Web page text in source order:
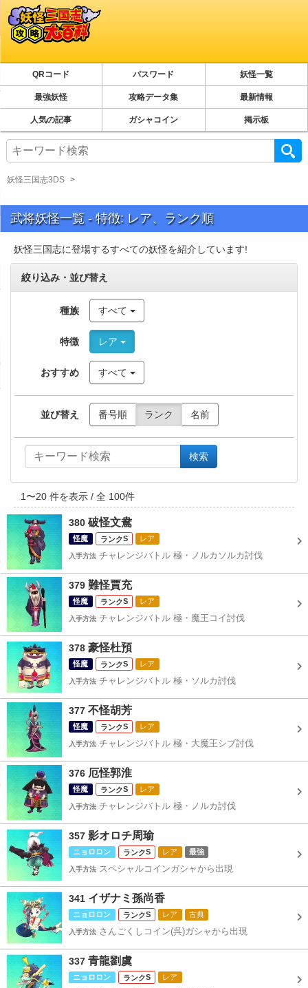
QRコード パスワード 妖怪一覧
最強妖怪 攻略データ集 最新情報
人気の記事 ガシャコイン 掲示板
妖怪三国志3DS
武将妖怪一覧 - 特徴: レア、ランク順
妖怪三国志に登場するすべての妖怪を紹介しています!
絞り込み・並び替え
種族 すべて
特徴 レア
おすすめ すべて
並び替え 番号順 ランク 名前
検索
1 〜20 件を表示 / 全 100件
380 破怪文鴦
怪魔 S レア
入手方法 チャレンジバトル 極・ノルカソルカ討伐
379 難怪賈充
怪魔 S レア
入手方法 チャレンジバトル 極・魔王コイ討伐
378 豪怪杜預
怪魔 S レア
入手方法 チャレンジバトル 極・ソルカ討伐
377 不怪胡芳
怪魔 S レア
入手方法 チャレンジバトル 極・大魔王シブ討伐
376 厄怪郭淮
怪魔 S レア
入手方法 チャレンジバトル 極・ノルカ討伐
357 影オロチ周瑜
ニョロロン S レア 最強
入手方法 スペシャルコインガシャから出現
341 イザナミ孫尚香
ニョロロン S レア 古典
入手方法 さんごくしコイン(呉)ガシャから出現
337 青龍劉虞
ニョロロン S レア